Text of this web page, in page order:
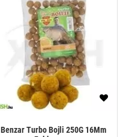
Benzar Turbo Bojli 250G 16Mm